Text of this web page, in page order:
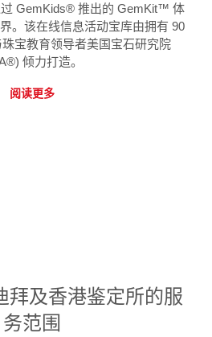
GemKids® 推出的 GemKit™ 体
。该在线信息活动宝库由拥有 90
宝教育领导者美国宝石研究院
倾力打造。
阅读更多
拜及香港鉴定所的服
务范围